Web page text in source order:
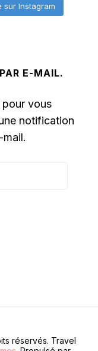
sur Instagram
E-MAIL.
pour vous
notification
réservés. Travel